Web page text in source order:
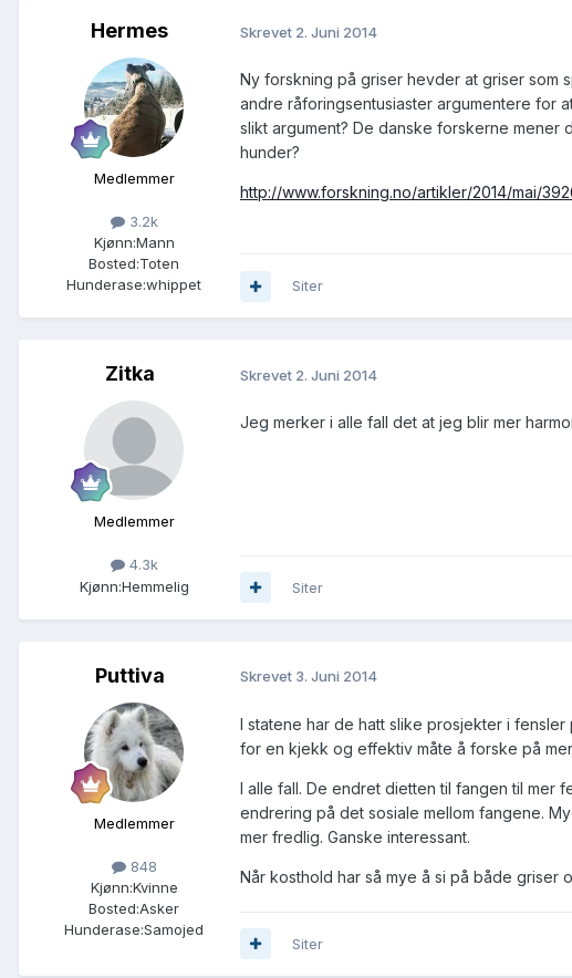
Hermes
Medlemmer
3.2k
Kjønn:Mann
Bosted:Toten
Hunderase:whippet
Skrevet 2. Juni 2014
Ny forskning på griser hevder at griser som
andre råforingsentusiaster argumentere for
slikt argument? De danske forskerne
hunder?
http://www.forskning.no/artikler/2014/mai/
Siter
Zitka
Medlemmer
4.3k
Kjønn:Hemmelig
Skrevet 2. Juni 2014
Jeg merker i alle fall det at jeg blir mer
Siter
Puttiva
Medlemmer
848
Kjønn:Kvinne
Bosted:Asker
Hunderase:Samojed
Skrevet 3. Juni 2014
I statene har de hatt slike prosjekter i
for en kjekk og effektiv måte å forske på
I alle fall. De endret dietten til fangen til mer
endrering på det sosiale mellom fangene.
mer fredlig. Ganske interessant.
Når kosthold har så mye å si på både griser
Siter